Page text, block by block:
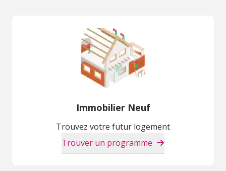
Immobilier Neuf
Trouvez votre futur logement
Trouver un programme